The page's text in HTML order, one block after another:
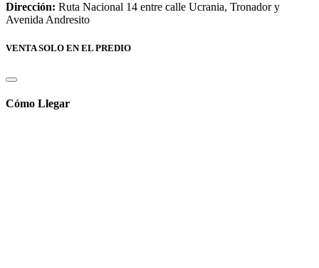
Dirección: Ruta Nacional 14 entre calle Ucrania, Tronador y
Avenida Andresito
VENTA SOLO EN EL PREDIO
Cómo Llegar